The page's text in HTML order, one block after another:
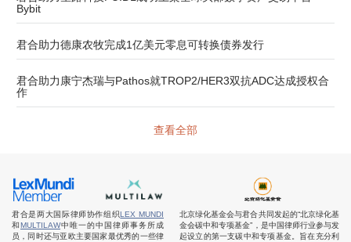
Bybit
君合助力德康农牧完成1亿美元零息可转换债券发行
君合助力康宁杰瑞与Pathos就TROP2/HER3双抗ADC达成授权合
作
查看全部
君合是两大国际律师协作组织LEX MUNDI
和 MULTILAW中唯一的中国律师事务所成
员，同时还与亚欧主要国家最优秀的一些律
北京绿化基金会与君合共同发起的“北京绿化基
金会碳中和专项基金”，是中国律师行业参与发
起设立的第一支碳中和专项基金。旨在充分利